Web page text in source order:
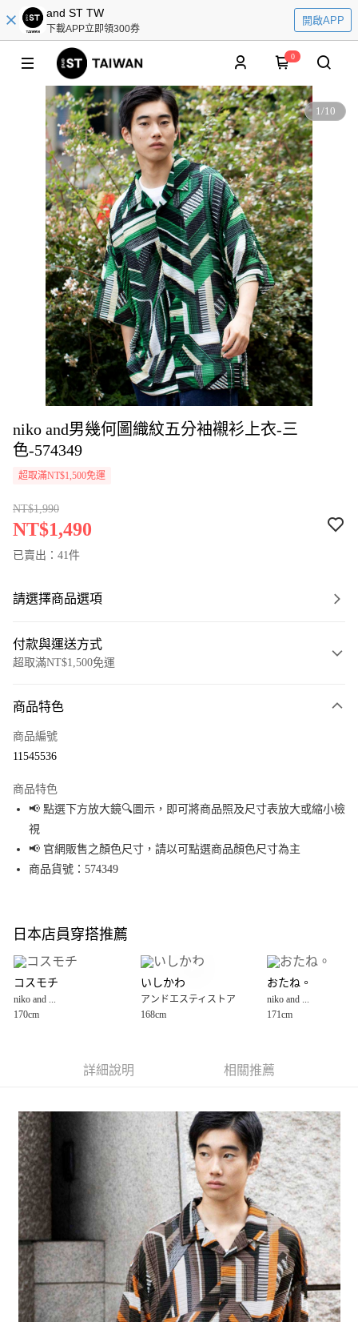
and ST TW
下載APP立即領300券
開啟APP
0
1/10
niko and男幾何圖織紋五分袖襯衫上衣-三
色-574349
超取滿NT$1,500免運
NT$1,990
NT$1,490
已賣出：41件
請選擇商品選項
付款與運送方式
超取滿NT$1,500免運
信用卡一次付款
Apple Pay
街口支付
悠遊付
全盈+PAY
大哥付你分期
【大哥付你分期使用說明】
1.本服務由台灣大哥大提供，台灣大哥大用戶可立即使用無須另外申請。
2.付款方式選擇「大哥付你分期」，訂單成立後會自動跳轉到大哥付的交易
3.實際核准額度、可分期數及費用金額請依後續交易確認頁面所載為準。
4.訂單成立30分鐘內，如未前往確認交易或遇審核未通過，訂單將自動取
【繳款方式說明】
1.分期款項不併入電信帳單，「大哥付你分期」於每月結算日後寄送繳費提
醒簡訊。
2.透過簡訊連結打開帳單後，可選擇「超商條碼／台灣大直營門市／銀行轉
帳／街口支付／iPASS MONEY」等通路繳費。
【注意事項】
1.本服務係由「台灣大哥大股份有限公司」（以下簡稱本公司）所提供，讓
用戶於交易時，得透過本服務購買商品或服務，並由商店將買賣／分期付款
買賣價金債權讓與本公司後，依約使用本公司帳單繳交帳款。
2.基於同意付款使用「大哥付你分期」之契約關係目的，商店將以您的個人
資料（包含姓名、電話或地址）提供予台灣大哥大進項蒐集、處理及利用，
由本公司與您本人進行分期帳單所需資料之確認、核對及更正。
3.完整用戶服務條款，請詳閱以下連結：https://oppay.tw/userRule
AFTEE先享後付
３．安心：先確認商品／服務後，再付款。
【「AFTEE先享後付」結帳流程】
１．於結帳方式選擇「AFTEE先享後付」後，將跳轉至「AFTEE先享後付」
結帳頁面，進行簡訊認證並確認金額後，即可完成結帳。
２．訂單成立數日內，您將收到繳費通知簡訊。
３．收到繳費通知簡訊後14天內，點擊此簡訊中的連結，可透過四大超商／
ATM／網路銀行／等多元方式進行付款，方視為交易完成。
※ 請注意：結帳手續完成當下不需立刻繳費，但若您需要取消訂單，請聯絡
購買商品的店家。未經商家同意取消之訂單仍視為有效，需透過AFTEE先享
後付繳納相關費用。
※ 交易是否成功請以「AFTEE先享後付 」之結帳頁面顯示為準，若有關於
是否繳費成功／繳費後需取消欲退款等相關疑問，請聯繫「AFTEE先享後付
客戶支援中心」https://netprotections.freshdesk.com/support/home
每筆NT$80，滿NT$1,500(含以上)免運費
付款後 全家取貨
每筆NT$80，滿NT$1,500(含以上)免運費
7-11 取貨付款
每筆NT$80，滿NT$1,500(含以上)免運費
付款後 7-11取貨
每筆NT$80，滿NT$1,500(含以上)免運費
宅配
每筆NT$80，滿NT$1,500(含以上)免運費
商品特色
商品編號
11545536
商品特色
📢 點選下方放大鏡🔍圖示，即可將商品照及尺寸表放大或縮小檢
視
📢 官網販售之顏色尺寸，請以可點選商品顏色尺寸為主
商品貨號：574349
日本店員穿搭推薦
コスモチ
niko and ...
170cm
いしかわ
アンドエスティストア
168cm
おたね。
niko and ...
171cm
詳細說明 相關推薦